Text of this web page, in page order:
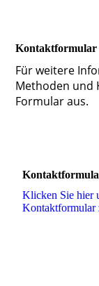
Kontaktformular
Für weitere
Methoden und
Formular aus.
Klicken Sie hier
Kon­takt­for­mu­lar